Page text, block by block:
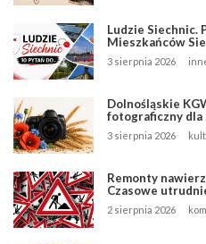
Ludzie Siechnic.
Mieszkańców
3 sierpnia 2026
Dolnośląskie
fotograficzny dla
3 sierpnia 2026
Remonty
Czasowe
2 sierpnia 2026